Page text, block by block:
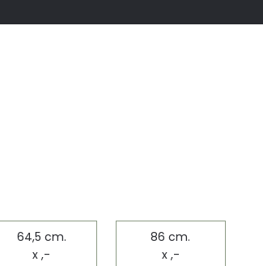
64,5 cm.​
x ,-
86 cm.​
x ,-